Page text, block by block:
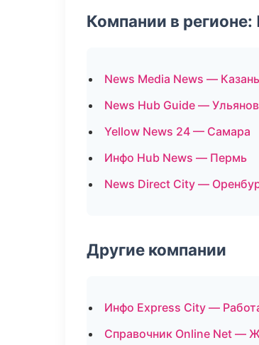
Компании в
News Media News — Казань
News Hub Guide —
Yellow News 24 — Самара
Инфо Hub News — Пермь
News Direct City —
Другие компании
Инфо Express City —
Справочник Online Net —